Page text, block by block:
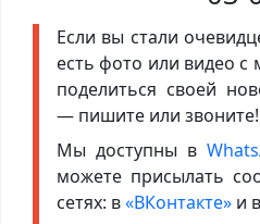
Если вы стали
есть фото или видео с
поделиться своей
— пишите или звоните!
Мы доступны в
можете присылать
сетях: в«ВКонтакте»и в